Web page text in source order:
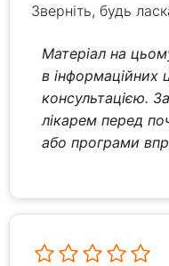
Зверніть, будь
Матеріал на
в інформаційних
консультацією.
лікарем перед
або програми